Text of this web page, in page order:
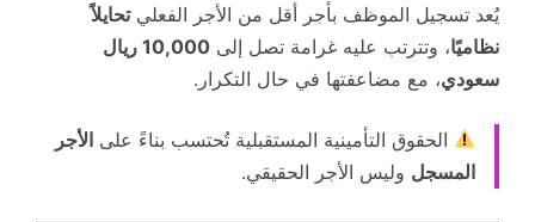
يُعد تسجيل الموظف بأجر أقل من الأجر الفعليتحايلاً
نظاميًا، وتترتب عليه غرامة تصل إلى
10,000 ريال
سعودي، مع مضاعفتها في حال التكرار.
الحقوق التأمينية المستقبلية تُحتسب بناءً علىالأجر
المسجل وليس الأجر الحقيقي.